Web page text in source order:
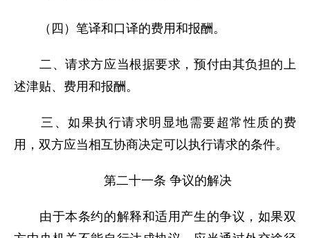
（四）笔译和口译的费用和报酬。
二、请求方应当根据要求，预付由其负担的上
述津贴、费用和报酬。
三、如果执行请求明显地需要超常性质的费
用，双方应当相互协商决定可以执行请求的条件。
第二十一条 争议的解决
由于本条约的解释和适用产生的争议，如果双